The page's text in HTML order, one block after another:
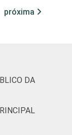
26 71
próxima
DA